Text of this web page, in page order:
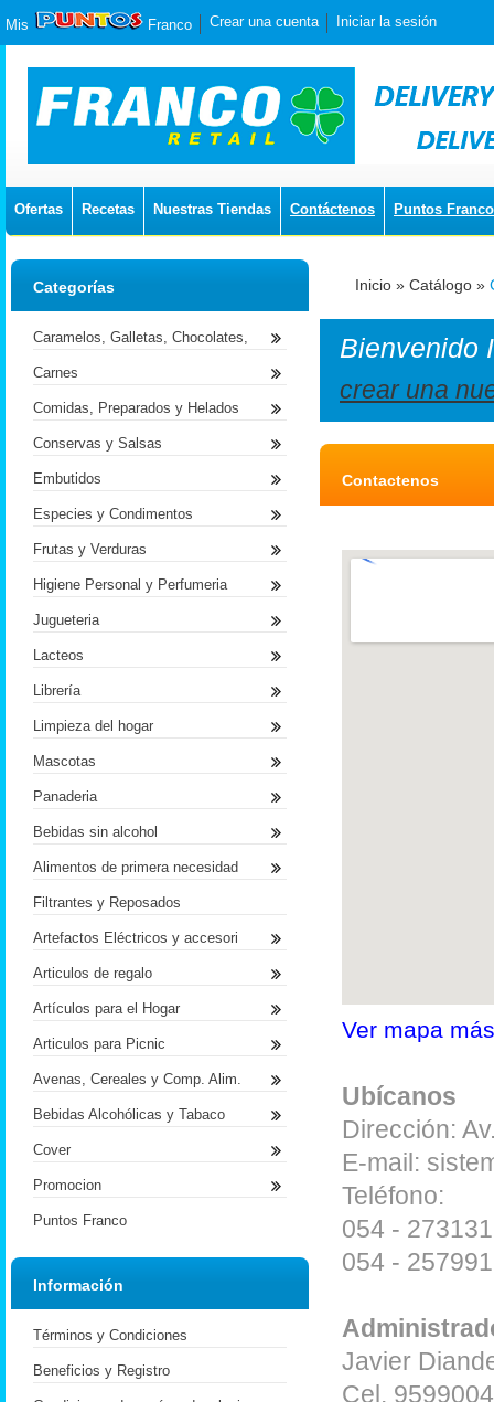
Mis Franco Crear una cuenta Iniciar la sesión
Ofertas Recetas Nuestras Tiendas Contáctenos Puntos Franco
Inicio » Catálogo »
Bienvenido
crear una
Contactenos
Ver mapa
Ubícanos
Dirección:
E-mail:
Teléfono:
054 - 273131
054 - 257991
Javier
Cel.
Categorías
Caramelos, Galletas, Chocolates,
Carnes
Comidas, Preparados y Helados
Conservas y Salsas
Embutidos
Especies y Condimentos
Frutas y Verduras
Higiene Personal y Perfumeria
Jugueteria
Lacteos
Librería
Limpieza del hogar
Mascotas
Panaderia
Bebidas sin alcohol
Alimentos de primera necesidad
Filtrantes y Reposados
Artefactos Eléctricos y accesori
Articulos de regalo
Artículos para el Hogar
Articulos para Picnic
Avenas, Cereales y Comp. Alim.
Bebidas Alcohólicas y Tabaco
Cover
Promocion
Puntos Franco
Información
Términos y Condiciones
Beneficios y Registro